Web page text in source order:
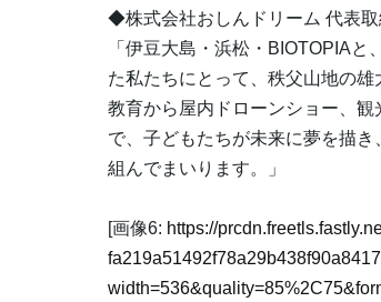
◆株式会社おしんドリーム 代表
「伊豆大島・浜松・BIOTOPIA
た私たちにとって、秩父山地の
教育から屋内ドローンショー、
で、子どもたちが未来に夢を描
組んでまいります。」
[画像6: https://